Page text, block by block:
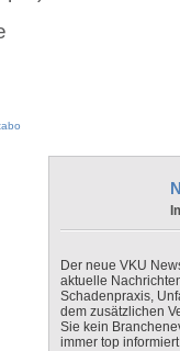
Der neue VKU
aktuelle
Schadenpraxis,
dem zusätzlichen
Sie kein
immer top